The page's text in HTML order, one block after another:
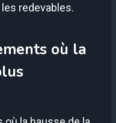
redevables.
où la